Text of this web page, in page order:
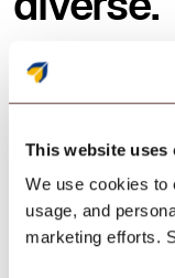
This website uses
We use cookies to
usage, and
marketing efforts.
Configura i PC
in base
Cancella i dati
ogni accesso